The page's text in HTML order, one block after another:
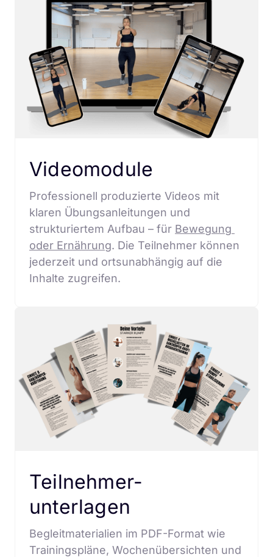
Videomodule
Professionell produzierte Videos mit
klaren Übungsanleitungen und
strukturiertem Aufbau – für Bewegung
oder Ernährung. Die Teilnehmer können
jederzeit und ortsunabhängig auf die
Inhalte zugreifen.
Teilnehmer-
unterlagen
Begleitmaterialien im PDF-Format wie
Trainingspläne, Wochenübersichten und